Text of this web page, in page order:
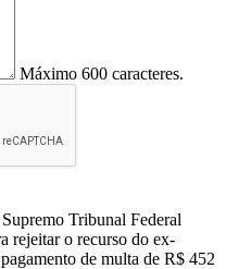
Máximo 600 caracteres.
Tribunal Federal
rejeitar o recurso do ex-
de multa de R$ 452